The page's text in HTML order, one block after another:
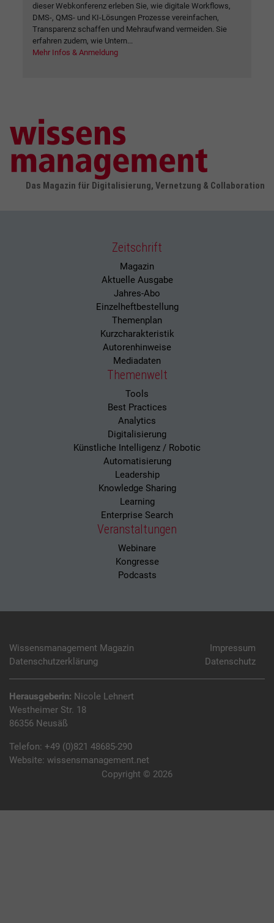
dieser Webkonferenz erleben Sie, wie digitale Workflows,
DMS-, QMS- und KI-Lösungen Prozesse vereinfachen,
Transparenz schaffen und Mehraufwand vermeiden. Sie
erfahren zudem, wie Untern...
Mehr Infos & Anmeldung
Das Magazin für Digitalisierung, Vernetzung & Collaboration
Zeitschrift
Magazin
Aktuelle Ausgabe
Jahres-Abo
Einzelheftbestellung
Themenplan
Kurzcharakteristik
Autorenhinweise
Mediadaten
Themenwelt
Tools
Best Practices
Analytics
Digitalisierung
Künstliche Intelligenz / Robotic
Automatisierung
Leadership
Knowledge Sharing
Learning
Enterprise Search
Veranstaltungen
Webinare
Kongresse
Podcasts
Wissensmanagement Magazin
Impressum
Datenschutzerklärung
Datenschutz
Herausgeberin: Nicole Lehnert
Westheimer Str. 18
86356 Neusäß
Telefon: +49 (0)821 48685-290
Website: wissensmanagement.net
Copyright © 2026